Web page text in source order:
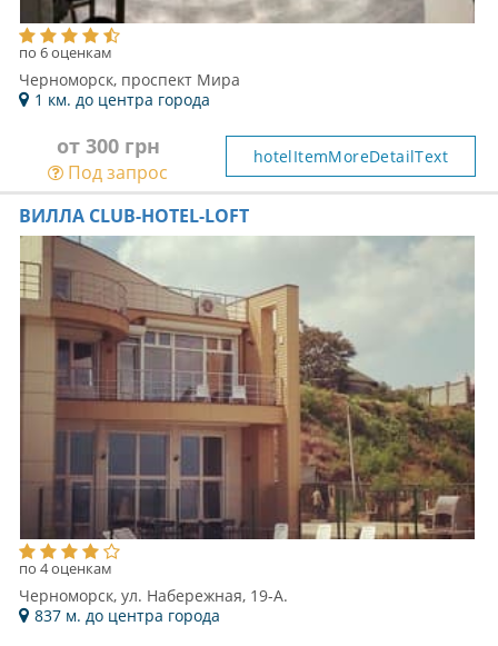
по 6 оценкам
Черноморск, проспект Мира
1 км. до центра города
от 300 грн
Под запрос
hotelItemMoreDetailText
ВИЛЛА CLUB-HOTEL-LOFT
по 4 оценкам
Черноморск, ул. Набережная, 19-А.
837 м. до центра города